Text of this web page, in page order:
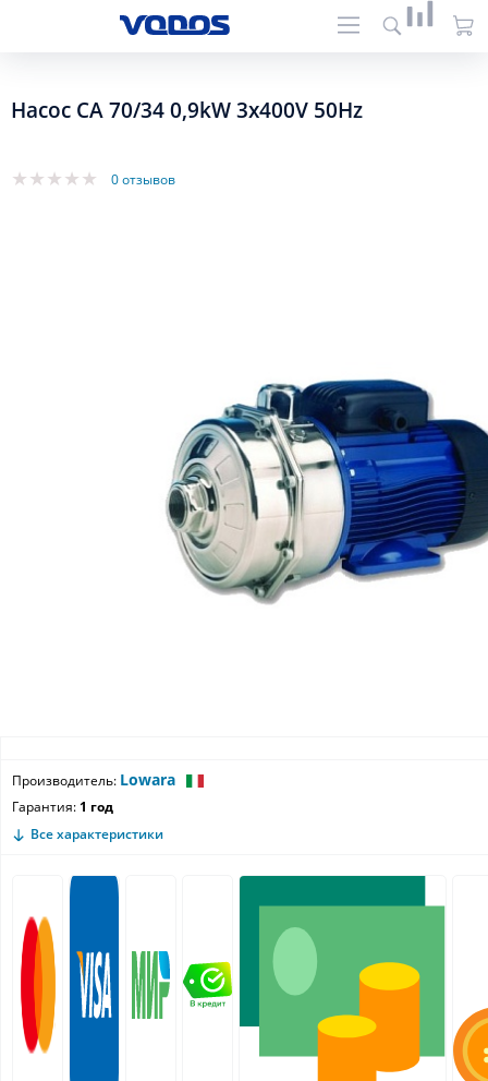
Насос CA 70/34 0,9kW 3x400V 50Hz
0 отзывов
Производитель: Lowara
Гарантия: 1 год
Все характеристики